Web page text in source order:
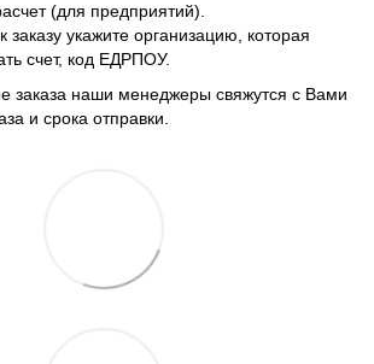
(для предприятий).
заказу укажите организацию, которая
счет, код ЕДРПОУ.
заказа наши менеджеры свяжутся с Вами
и срока отправки.